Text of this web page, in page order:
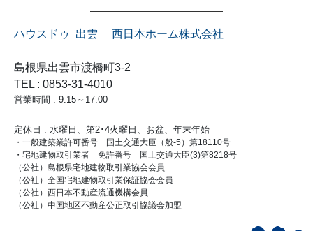
ハウスドゥ 出雲 西日本ホーム株式会社
島根県出雲市渡橋町3-2
TEL : 0853-31-4010
営業時間 : 9:15～17:00
定休日 : 水曜日、第2･4火曜日、お盆、年末年始
・一般建築業許可番号 国土交通大臣（般-5）第18110号
・宅地建物取引業者 免許番号 国土交通大臣(3)第8218号
（公社）島根県宅地建物取引業協会会員
（公社）全国宅地建物取引業保証協会会員
（公社）西日本不動産流通機構会員
（公社）中国地区不動産公正取引協議会加盟